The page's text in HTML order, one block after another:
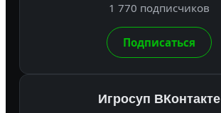
1 770 подписчиков
Подписаться
Игросуп ВКонтакте